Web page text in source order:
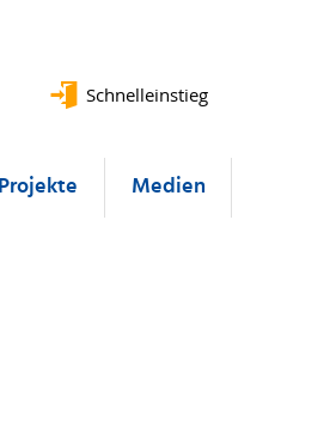
Schnelleinstieg
Projekte Medien